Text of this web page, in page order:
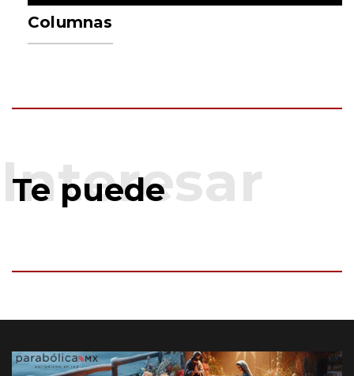
Columnas
Te puede